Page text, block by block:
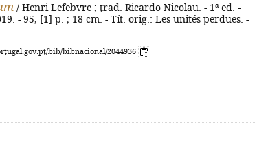
/ Henri Lefebvre ; trad. Ricardo Nicolau. - 1ª ed. -
- 95, [1] p. ; 18 cm. - Tít. orig.: Les unités perdues. -
bib/bibnacional/2044936